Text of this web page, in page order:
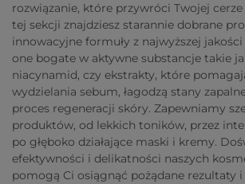
rozwiązanie, które przywróci Twojej
tej sekcji znajdziesz starannie dobrane
innowacyjne formuły z najwyższej jakości
one bogate w aktywne substancje takie
niacynamid, czy ekstrakty, które
wydzielania sebum, łagodzą stany
proces regeneracji skóry. Zapewniamy
produktów, od lekkich toników, przez
po głęboko działające maski i kremy.
efektywności i delikatności naszych
pomogą Ci osiągnąć pożądane rezultaty i